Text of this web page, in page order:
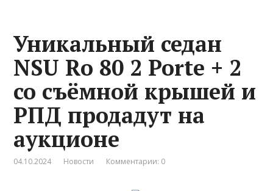
Уникальный седан
NSU Ro 80 2 Porte + 2
со съёмной крышей и
РПД продадут на
аукционе
04.10.2024 Новости Комментарии: 0